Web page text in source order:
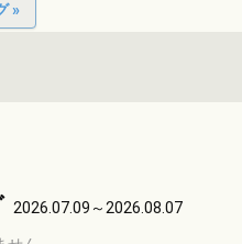
»
酒屋 ビジネス
2026.07.09～2026.08.07